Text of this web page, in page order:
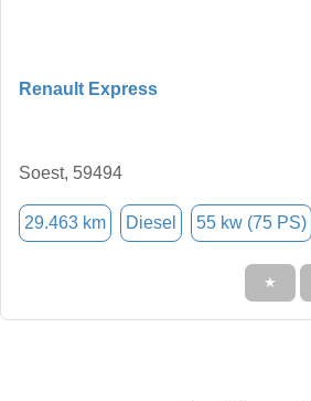
Renault Express
Soest, 59494
29.463 km Diesel 55 kw (75 PS)
★